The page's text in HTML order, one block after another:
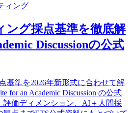
ィング
ング採点基準を徹底解
Discussionの公式
基準を2026年新形式に合わせて解
for an Academic Discussion の公式
評価ディメンション、AI＋人間採